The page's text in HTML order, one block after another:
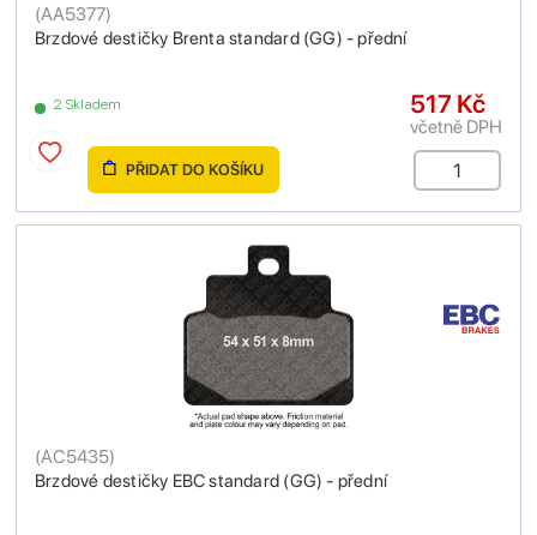
Brzdové destičky Brenta standard (GG) - přední
(AA5377)
2 Skladem 517 Kč
včetně DPH
PŘIDAT DO KOŠÍKU
Brzdové destičky EBC standard (GG) - přední
(AC5435)